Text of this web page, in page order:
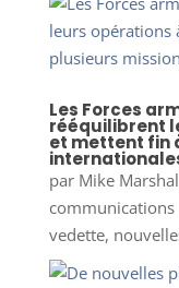
Les Forces
rééquilibrent
et mettent fin
par Mike
communications
vedette,